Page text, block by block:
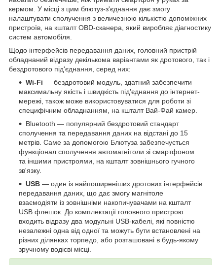
кермом. У місці з цим блютуз-з'єднання дає змогу
налаштувати сполучення з величезною кількістю допоміжних
пристроїв, на кшталт OBD-сканера, який виробляє діагностику
систем автомобіля.
Щодо інтерфейсів передавання даних, головний пристрій
обладнаний відразу декількома варіантами як дротового, так і
бездротового під'єднання, серед них:
Wi-Fi — бездротовий модуль, здатний забезпечити
максимальну якість і швидкість під'єднання до інтернет-
мережі, також може використовуватися для роботи зі
специфічним обладнанням, на кшталт Вай-Фай камер.
Bluetooth — популярний бездротовий стандарт
сполучення та передавання даних на відстані до 15
метрів. Саме за допомогою Блютуза забезпечується
функціонал сполучення автомагнітоли зі смартфоном
та іншими пристроями, на кшталт зовнішнього гучного
зв'язку.
USB — один із найпоширеніших дротових інтерфейсів
передавання даних, що дає змогу магнітоле
взаємодіяти із зовнішніми накопичувачами на кшталт
USB флешок. До комплектації головного пристрою
входить відразу два модульні USB-кабелі, які повністю
незалежні одна від одної та можуть бути встановлені на
різних ділянках торпедо, або розташовані в будь-якому
зручному водієві місці.